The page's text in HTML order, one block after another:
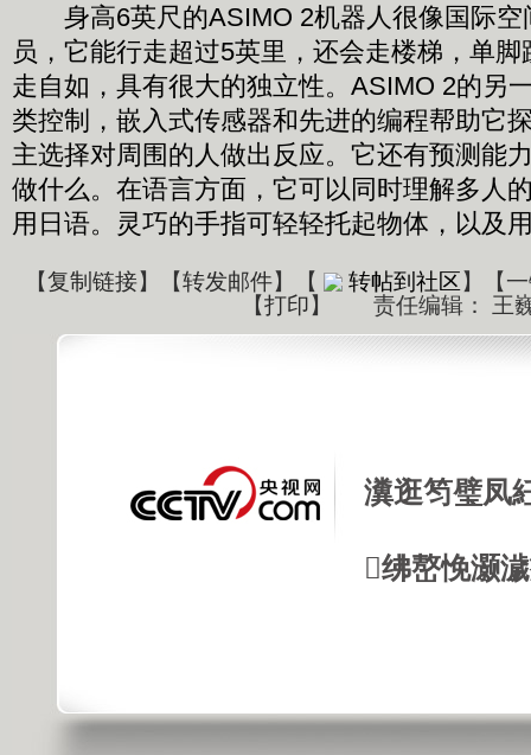
身高6英尺的ASIMO 2机器人很像国际空
员，它能行走超过5英里，还会走楼梯，单
走自如，具有很大的独立性。ASIMO 2的另
类控制，嵌入式传感器和先进的编程帮助它
主选择对周围的人做出反应。它还有预测能
做什么。在语言方面，它可以同时理解多人
用日语。灵巧的手指可轻轻托起物体，以及
【复制链接】【转发邮件】 【 转帖到社区】【
【打印】 责任编辑： 王
瀵逛笉璧凤
绋嶅悗灏